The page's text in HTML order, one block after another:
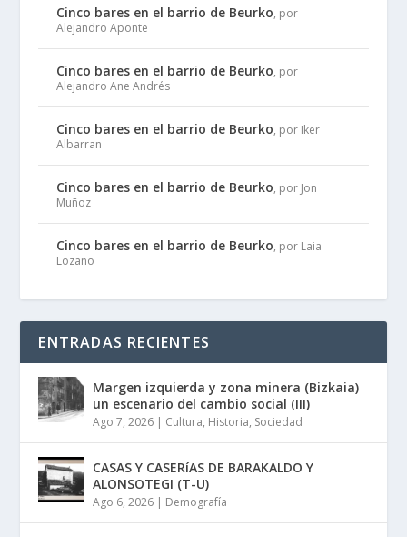
Cinco bares en el barrio de Beurko, por
Alejandro Aponte
Cinco bares en el barrio de Beurko, por
Alejandro Ane Andrés
Cinco bares en el barrio de Beurko, por Iker
Albarran
Cinco bares en el barrio de Beurko, por Jon
Muñoz
Cinco bares en el barrio de Beurko, por Laia
Lozano
ENTRADAS RECIENTES
Margen izquierda y zona minera (Bizkaia)
un escenario del cambio social (III)
Ago 7, 2026 | Cultura, Historia, Sociedad
CASAS Y CASERíAS DE BARAKALDO Y
ALONSOTEGI (T-U)
Ago 6, 2026 | Demografía